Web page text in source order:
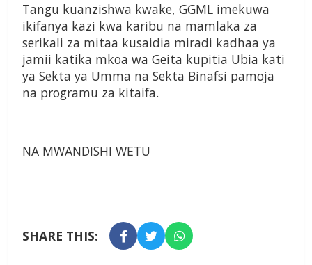
Tangu kuanzishwa kwake, GGML imekuwa
ikifanya kazi kwa karibu na mamlaka za
serikali za mitaa kusaidia miradi kadhaa ya
jamii katika mkoa wa Geita kupitia Ubia kati
ya Sekta ya Umma na Sekta Binafsi pamoja
na programu za kitaifa.
NA MWANDISHI WETU
SHARE THIS: